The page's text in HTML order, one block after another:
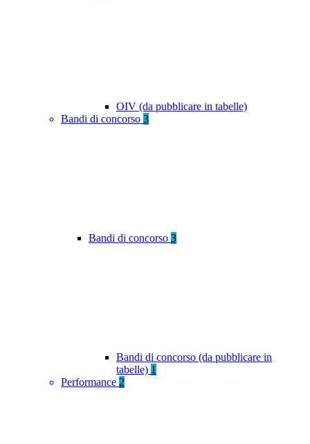
OIV (da pubblicare in tabelle)
Bandi di concorso 3
Bandi di concorso 3
Bandi di concorso (da pubblicare in
tabelle) 1
Performance 2